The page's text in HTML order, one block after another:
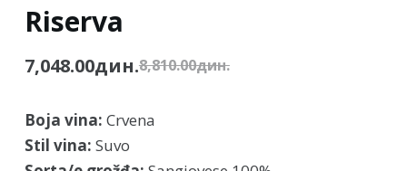
Riserva
8,810.00дин.
7,048.00дин.
Boja vina: Crvena
Stil vina: Suvo